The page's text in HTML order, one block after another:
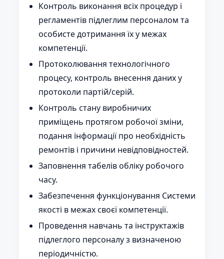
Контроль виконання всіх процедур і
регламентів підлеглим персоналом та
особисте дотримання їх у межах
компетенції.
Протоколювання технологічного
процесу, контроль внесення даних у
протоколи партій/серій.
Контроль стану виробничих
приміщень протягом робочої зміни,
подання інформації про необхідність
ремонтів і причини невідповідностей.
Заповнення табелів обліку робочого
часу.
Забезпечення функціонування Системи
якості в межах своєї компетенції.
Проведення навчань та інструктажів
підлеглого персоналу з визначеною
періодичністю.